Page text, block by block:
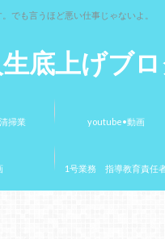
底上げブ
でも言うほど悪い仕事じゃないよ。
掃業 youtube•動画
1号業務 指導教育責任